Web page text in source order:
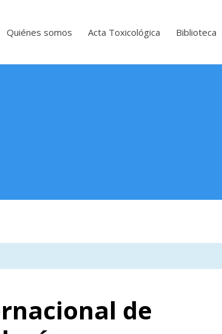
Quiénes somos Acta Toxicológica Biblioteca
de